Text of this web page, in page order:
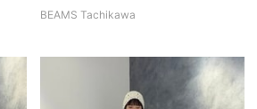
BEAMS Tachikawa